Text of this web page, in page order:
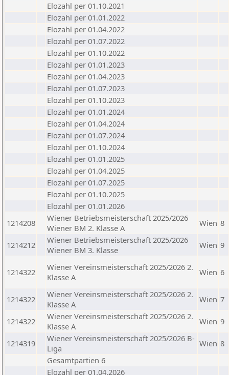
Elozahl per 01.10.2021
Elozahl per 01.01.2022
Elozahl per 01.04.2022
Elozahl per 01.07.2022
Elozahl per 01.10.2022
Elozahl per 01.01.2023
Elozahl per 01.04.2023
Elozahl per 01.07.2023
Elozahl per 01.10.2023
Elozahl per 01.01.2024
Elozahl per 01.04.2024
Elozahl per 01.07.2024
Elozahl per 01.10.2024
Elozahl per 01.01.2025
Elozahl per 01.04.2025
Elozahl per 01.07.2025
Elozahl per 01.10.2025
Elozahl per 01.01.2026
1214208
Wiener Betriebsmeisterschaft 2025/2026
Wiener BM 2. Klasse A
Wien 8
1214212
Wiener Betriebsmeisterschaft 2025/2026
Wiener BM 3. Klasse
Wien 9
1214322
Wiener Vereinsmeisterschaft 2025/2026 2.
Klasse A
Wien 6
1214322
Wiener Vereinsmeisterschaft 2025/2026 2.
Klasse A
Wien 7
1214322
Wiener Vereinsmeisterschaft 2025/2026 2.
Klasse A
Wien 9
1214319
Wiener Vereinsmeisterschaft 2025/2026 B-
Liga
Wien 8
Gesamtpartien 6
Elozahl per 01.04.2026